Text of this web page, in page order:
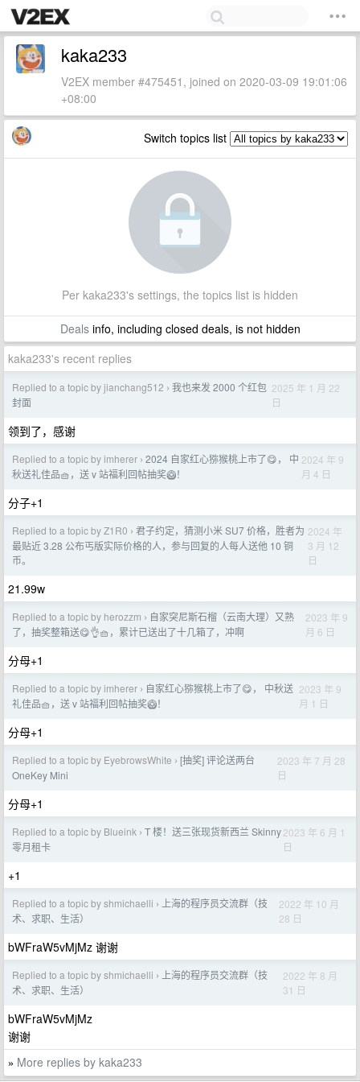
kaka233
V2EX member #475451, joined on 2020-03-09 19:01:06
+08:00
Switch topics list
Per kaka233's settings, the topics list is hidden
Dealsinfo, including closed deals, is not hidden
kaka233's recent replies
Replied to a topic by jianchang512 › 我也来发 2000 个红包
封面
2025 年 1 月 22
日
领到了，感谢
Replied to a topic by imherer › 2024 自家红心猕猴桃上市了😋， 中
秋送礼佳品🧺，送 v 站福利回帖抽奖🥝！
2024 年 9
月 4 日
分子+1
Replied to a topic by Z1R0 › 君子约定，猜测小米 SU7 价格，胜者为
最贴近 3.28 公布丐版实际价格的人，参与回复的人每人送他 10 铜
币。
2024 年
3 月 12
日
21.99w
Replied to a topic by herozzm › 自家突尼斯石榴（云南大理）又熟
了，抽奖整箱送😋👌🧺，累计已送出了十几箱了，冲啊
2023 年 9
月 6 日
分母+1
Replied to a topic by imherer › 自家红心猕猴桃上市了😋， 中秋送
礼佳品🧺，送 v 站福利回帖抽奖🥝！
2023 年 9
月 1 日
分母+1
Replied to a topic by EyebrowsWhite › [抽奖] 评论送两台
OneKey Mini
2023 年 7 月 28
日
分母+1
Replied to a topic by Blueink › T 楼！送三张现货新西兰 Skinny
零月租卡
2023 年 6 月 1
日
+1
Replied to a topic by shmichaelli ›
上海的程序员交流群（技
术、求职、生活）
2022 年 10 月
28 日
bWFraW5vMjMz 谢谢
Replied to a topic by shmichaelli ›
上海的程序员交流群（技
术、求职、生活）
2022 年 8 月
31 日
bWFraW5vMjMz
谢谢
» More replies by kaka233